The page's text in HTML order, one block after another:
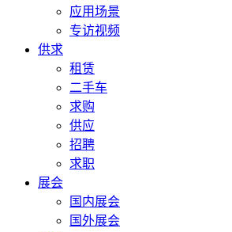
应用场景
专访视频
供求
租赁
二手车
求购
供应
招聘
求职
展会
国内展会
国外展会